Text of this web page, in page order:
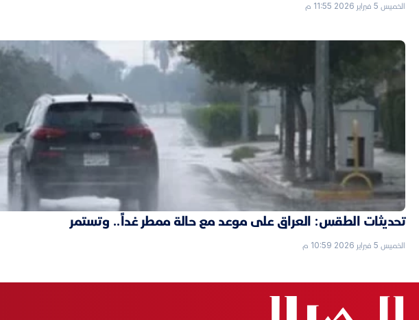
الخميس 5 فبراير 2026 11:55 م
تحديثات الطقس: العراق على موعد مع حالة ممطر غداً.. وتستمر
الخميس 5 فبراير 2026 10:59 م